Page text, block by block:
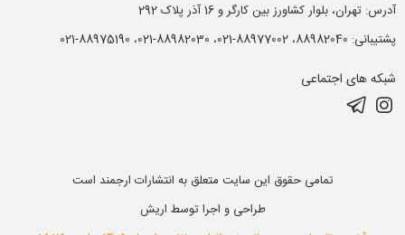
آدرس: تهران، بلوار کشاورز بین کارگر و 16 آذر پلاک 292
پشتیبانی: 88982040، 88977002-021، 88982030-021، 88975190-021
شبکه های اجتماعی
تمامی حقوق این سایت متعلق به انتشارات ارجمند است
طراحی و اجرا توسط اریش